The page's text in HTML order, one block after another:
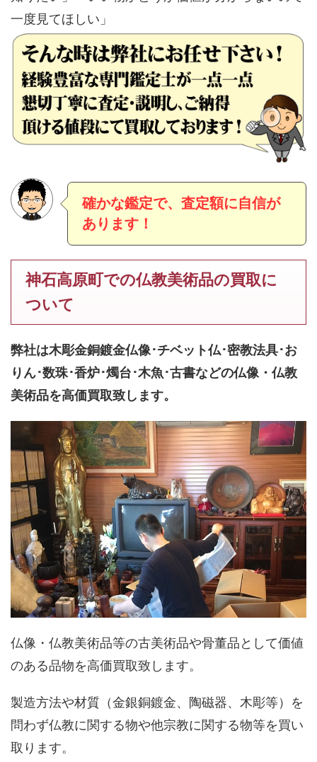
一度見てほしい」
確かな鑑定で、査定額に自信が
あります！
神石高原町での仏教美術品の買取に
ついて
弊社は木彫金銅鍍金仏像･チベット仏･密教法具･お
りん･数珠･香炉･燭台･木魚･古書などの仏像・仏教
美術品を高価買取致します。
仏像・仏教美術品等の古美術品や骨董品として価値
のある品物を高価買取致します。
製造方法や材質（金銀銅鍍金、陶磁器、木彫等）を
問わず仏教に関する物や他宗教に関する物等を買い
取ります。